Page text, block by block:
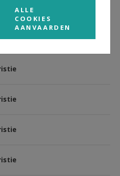
ALLE
COOKIES
AANVAARDEN